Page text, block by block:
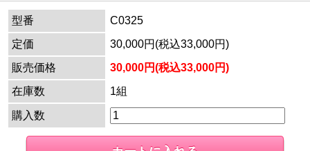
型番
C0325
定価
30,000円(税込33,000円)
販売価格
30,000円(税込33,000円)
在庫数
1組
購入数